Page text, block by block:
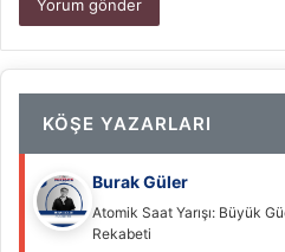
KÖŞE YAZARLARI
Burak Güler
Atomik Saat Yarışı: Büyük
Rekabeti